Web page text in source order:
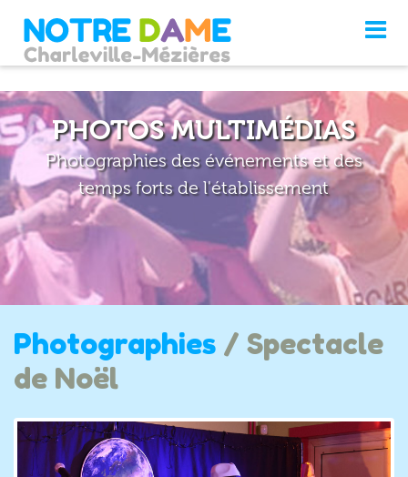
PHOTOS MULTIMÉDIAS
Photographies des événements et des
temps forts de l'établissement
Photographies / Spectacle
de Noël